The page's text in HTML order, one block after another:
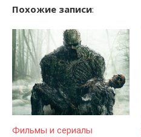
Похожие записи:
Фильмы и сериалы